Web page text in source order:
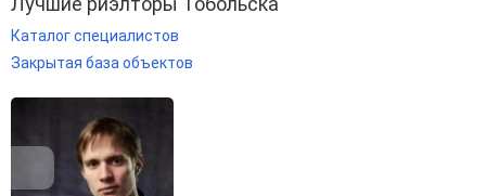
Каталог специалистов
Закрытая база объектов